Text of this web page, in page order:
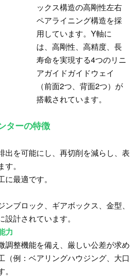
ックス構造の高剛性左右
ペアライニング構造を採
用しています。Y軸に
は、高剛性、高精度、長
寿命を実現する4つのリニ
アガイドガイドウェイ
（前面2つ、背面2つ）が
搭載されています。
ターの特徴
出を可能にし、再切削を減らし、表
。
最適です。
ンブロック、ギアボックス、金型、
設計されています。
力
調整機能を備え、厳しい公差が求め
（例：ベアリングハウジング、大口